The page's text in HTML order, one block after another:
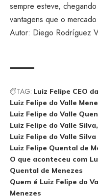
sempre esteve,
vantagens que o
Autor: Diego Rodríguez
TAG: Luiz Felipe CEO
Luiz Felipe do Valle
Luiz Felipe do Valle
Luiz Felipe do Valle Silva
Luiz Felipe do Valle
Luiz Felipe Quental de
O que aconteceu com
Quental de Menezes
Quem é Luiz Felipe do
Menezes